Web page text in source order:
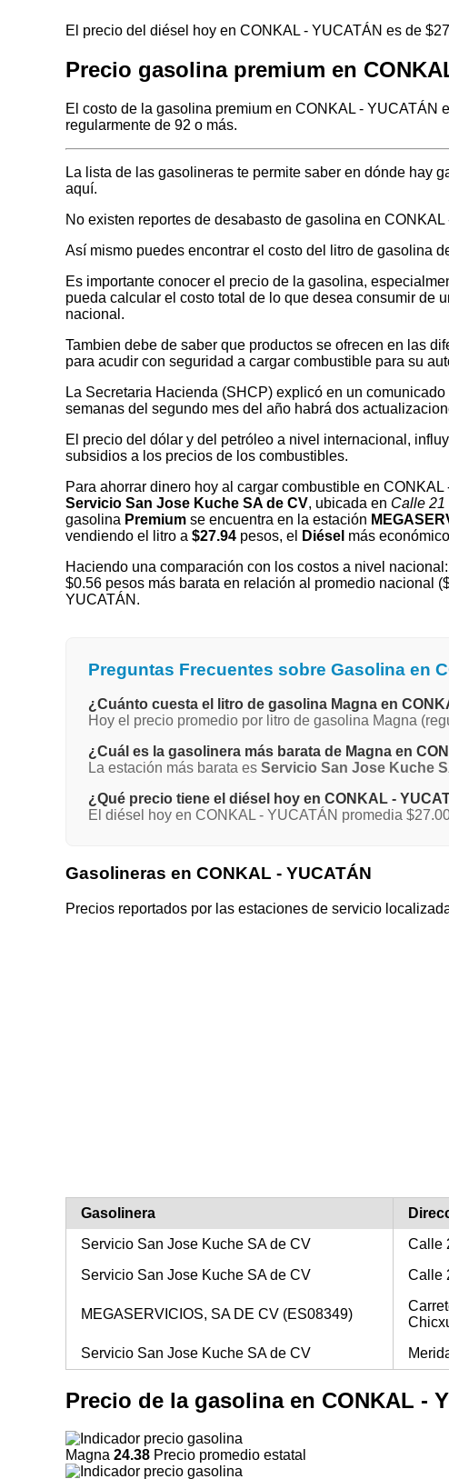
El precio del diésel hoy en CONKAL - YUCATÁN es de
Precio gasolina premium en
El costo de la gasolina premium en CONKAL -
regularmente de 92 o más.
La lista de las gasolineras te permite saber en dónde hay
aquí.
No existen reportes de desabasto de gasolina en CONKAL
Así mismo puedes encontrar el costo del litro de gasolina
Es importante conocer el precio de la gasolina,
pueda calcular el costo total de lo que desea consumir de
nacional.
Tambien debe de saber que productos se ofrecen en las
para acudir con seguridad a cargar combustible para su
La Secretaria Hacienda (SHCP) explicó en un
semanas del segundo mes del año habrá dos
El precio del dólar y del petróleo a nivel internacional,
subsidios a los precios de los combustibles.
Para ahorrar dinero hoy al cargar combustible en
Servicio San Jose Kuche SA de CV, ubicada en Calle 21
gasolina Premium se encuentra en la estación
vendiendo el litro a $27.94 pesos, el Diésel más
Haciendo una comparación con los costos a nivel
$0.56 pesos más barata en relación al promedio nacional
YUCATÁN.
Preguntas Frecuentes sobre Gasolina en
¿Cuánto cuesta el litro de gasolina Magna en
Hoy el precio promedio por litro de gasolina Magna
¿Cuál es la gasolinera más barata de Magna en
La estación más barata es Servicio San Jose Kuche
¿Qué precio tiene el diésel hoy en CONKAL -
El diésel hoy en CONKAL - YUCATÁN promedia
Gasolineras en CONKAL - YUCATÁN
Precios reportados por las estaciones de servicio
Gasolinera
Servicio San Jose Kuche SA de CV
Calle
Servicio San Jose Kuche SA de CV
Calle
MEGASERVICIOS, SA DE CV (ES08349)
Servicio San Jose Kuche SA de CV
Precio de la gasolina en CONKAL -
Magna 24.38 Precio promedio estatal